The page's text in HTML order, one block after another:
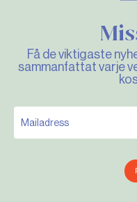
Få de viktigaste
sammanfattat varje